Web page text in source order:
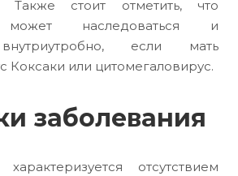
Также стоит отметить, что
может наследоваться и
если мать
Коксаки или цитомегаловирус.
заболевания
отсутствием